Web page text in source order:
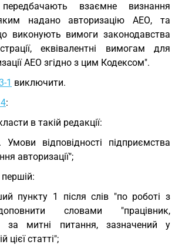
взаємне визнання
надано авторизацію АЕО, та
виконують вимоги законодавства
еквівалентні вимогам для
АЕО згідно з цим Кодексом".
1 виключити.
:
в такій редакції:
Умови відповідності підприємства
авторизації";
пункту 1 після слів "по роботі з
словами "працівник,
за митні питання, зазначений у
цієї статті";